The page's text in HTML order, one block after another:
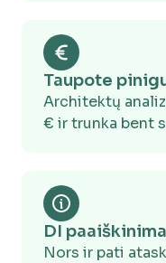
Ar gruntas
Reljefo
Aukščių
Plotas ir
Taupote
Architektų
€ ir trunka bent
DI
Nors ir pati